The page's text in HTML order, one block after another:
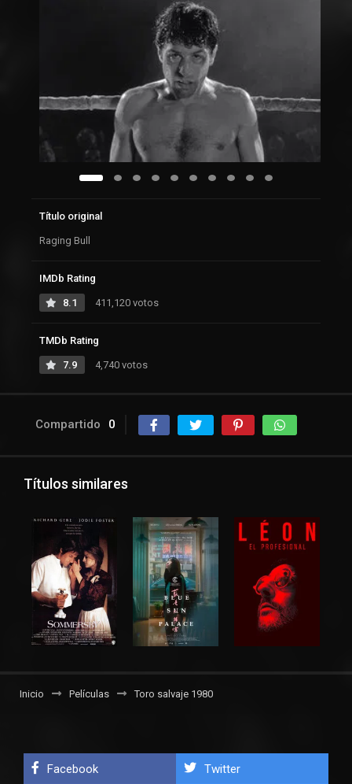
Título original
Raging Bull
IMDb Rating
8.1 411,120 votos
TMDb Rating
7.9 4,740 votos
Compartido 0
Títulos similares
Inicio Películas Toro salvaje 1980
Facebook Twitter